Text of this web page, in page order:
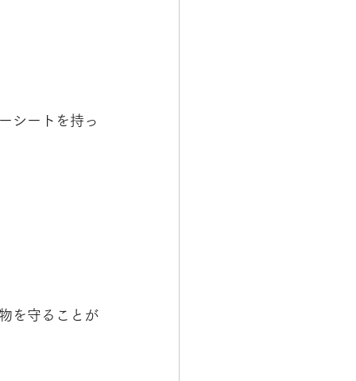
シートを持っ
を守ることが